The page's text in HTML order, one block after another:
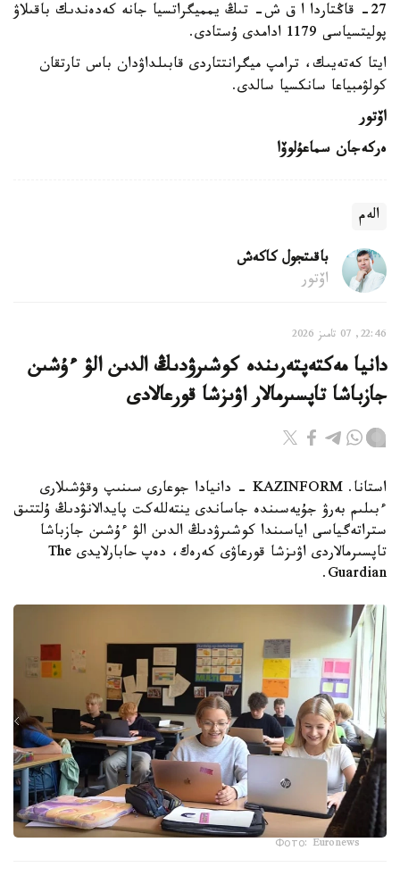
27- قاڭتاردا ا ق ش- تىڭ يمميگراتسيا جانە كەدەندىك باقىلاۋ
پوليتسياسى 1179 ادامدى ۇستادى.
ايتا كەتەيىك، ترامپ ميگرانتتاردى قابىلداۋدان باس تارتقان
كولۋمبياعا سانكسيا سالدى.
اۆتور
ەركەجان سماعۇلوۆا
الەم
باقىتجول كاكەش
اۆتور
22:46, 07 تامىز 2026
دانيا مەكتەپتەرىندە كوشىرۋدىڭ الدىن الۋ ءۇشىن
جازباشا تاپسىرمالار اۋىزشا قورعالادى
استانا. KAZINFORM - دانيادا جوعارى سىنىپ وقۋشىلارى
ءبىلىم بەرۋ جۇيەسىندە جاساندى ينتەللەكت پايدالانۋدىڭ ۇلتتىق
ستراتەگياسى اياسىندا كوشىرۋدىڭ الدىن الۋ ءۇشىن جازباشا
تاپسىرمالاردى اۋىزشا قورعاۋى كەرەك، دەپ حابارلايدى The
Guardian.
Фото: Euronews